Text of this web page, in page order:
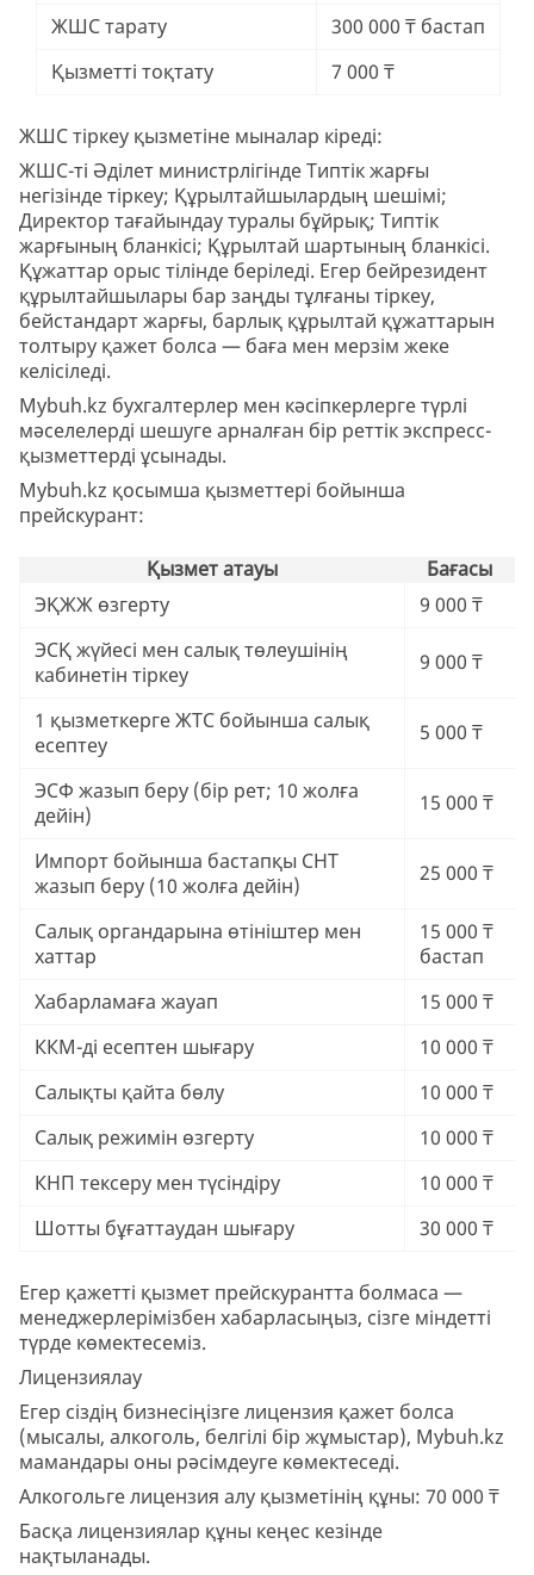
ЖШС тарату
300 000 ₸ бастап
Қызметті тоқтату
7 000 ₸
ЖШС тіркеу қызметіне мыналар кіреді:
ЖШС-ті Әділет министрлігінде Типтік жарғы
негізінде тіркеу; Құрылтайшылардың шешімі;
Директор тағайындау туралы бұйрық; Типтік
жарғының бланкісі; Құрылтай шартының бланкісі.
Құжаттар орыс тілінде беріледі. Егер бейрезидент
құрылтайшылары бар заңды тұлғаны тіркеу,
бейстандарт жарғы, барлық құрылтай құжаттарын
толтыру қажет болса — баға мен мерзім жеке
келісіледі.
Mybuh.kz бухгалтерлер мен кәсіпкерлерге түрлі
мәселелерді шешуге арналған бір реттік экспресс-
қызметтерді ұсынады.
Mybuh.kz қосымша қызметтері бойынша
прейскурант:
Қызмет атауы
Бағасы
ЭҚЖЖ өзгерту
9 000 ₸
ЭСҚ жүйесі мен салық төлеушінің
кабинетін тіркеу
9 000 ₸
1 қызметкерге ЖТС бойынша салық
есептеу
5 000 ₸
ЭСФ жазып беру (бір рет; 10 жолға
дейін)
15 000 ₸
Импорт бойынша бастапқы СНТ
жазып беру (10 жолға дейін)
25 000 ₸
Салық органдарына өтініштер мен
хаттар
15 000 ₸
бастап
Хабарламаға жауап
15 000 ₸
ККМ-ді есептен шығару
10 000 ₸
Салықты қайта бөлу
10 000 ₸
Салық режимін өзгерту
10 000 ₸
КНП тексеру мен түсіндіру
10 000 ₸
Шотты бұғаттаудан шығару
30 000 ₸
Егер қажетті қызмет прейскурантта болмаса —
менеджерлерімізбен хабарласыңыз, сізге міндетті
түрде көмектесеміз.
Лицензиялау
Егер сіздің бизнесіңізге лицензия қажет болса
(мысалы, алкоголь, белгілі бір жұмыстар), Mybuh.kz
мамандары оны рәсімдеуге көмектеседі.
Алкогольге лицензия алу қызметінің құны: 70 000 ₸
Басқа лицензиялар құны кеңес кезінде
нақтыланады.